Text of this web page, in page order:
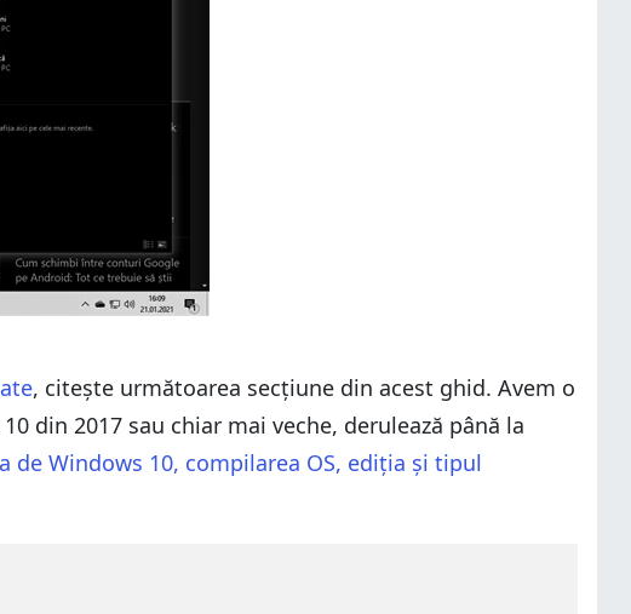
, citește următoarea secțiune din acest ghid. Avem o
din 2017 sau chiar mai veche, derulează până la
de Windows 10, compilarea OS, ediția și tipul